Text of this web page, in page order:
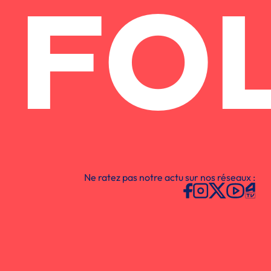
Ne ratez pas notre actu sur nos réseaux :